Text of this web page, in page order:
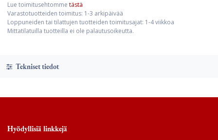
Lue toimitusehtomme tästä
Varastotuotteiden toimitus: 1-3 arkipäivää
Loppuneiden tai tilattujen tuotteiden toimitusajat: 1-4 viikkoa
Mittatilatuilla tuotteilla ei ole palautusoikeutta.
Tekniset tiedot
Hyödyllisiä linkkejä